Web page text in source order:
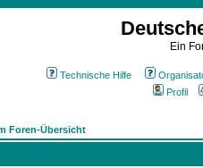
Ein
Technische Hilfe
Profil
Foren-Übersicht